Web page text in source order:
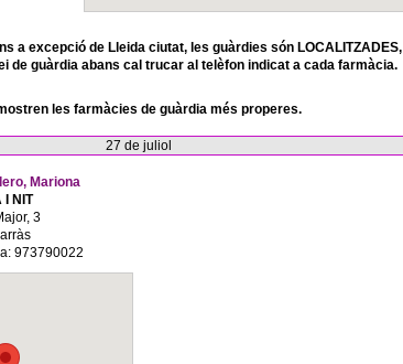
a excepció de Lleida ciutat, les guàrdies són LOCALITZADES,
de guàrdia abans cal trucar al telèfon indicat a cada farmàcia.
les farmàcies de guàrdia més properes.
27 de juliol
Mariona
I NIT
3
973790022